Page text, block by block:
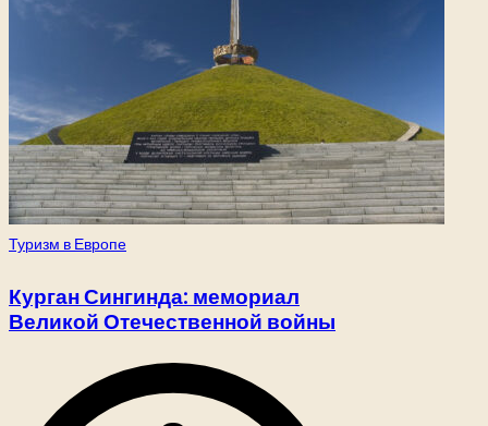
Опубликовано
Туризм в Европе
Курган Сингинда: мемориал
Великой Отечественной войны